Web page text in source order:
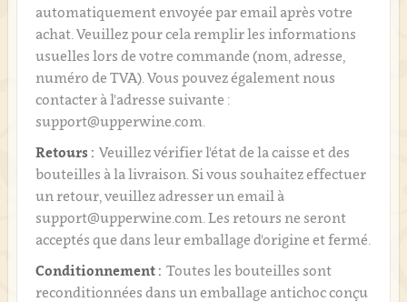
automatiquement envoyée par email après votre
achat. Veuillez pour cela remplir les informations
usuelles lors de votre commande (nom, adresse,
numéro de TVA). Vous pouvez également nous
contacter à l'adresse suivante :
support@upperwine.com.
Retours : Veuillez vérifier l'état de la caisse et des
bouteilles à la livraison. Si vous souhaitez effectuer
un retour, veuillez adresser un email à
support@upperwine.com. Les retours ne seront
acceptés que dans leur emballage d'origine et fermé.
Conditionnement : Toutes les bouteilles sont
reconditionnées dans un emballage antichoc conçu